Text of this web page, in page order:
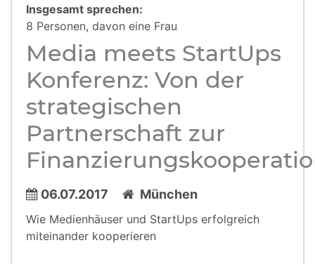
Insgesamt sprechen:
8 Personen, davon eine Frau
Media meets StartUps
Konferenz: Von der
strategischen
Partnerschaft zur
06.07.2017 München
Wie Medienhäuser und StartUps erfolgreich
miteinander kooperieren